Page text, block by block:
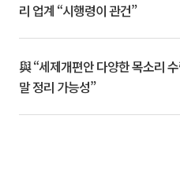
리 업계 “시행령이 관건”
與 “세제개편안 다양한 목소리
말 정리 가능성”